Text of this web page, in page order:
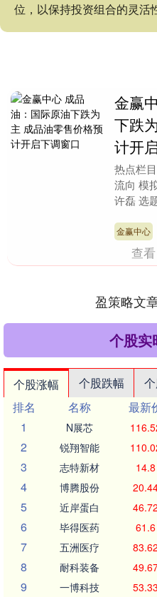
位，以保持投资组合的灵活
金赢
下跌
计开
热点栏
流向 模
许磊 选
金赢中心
查看
盈策略文
个股实
个股涨幅 个股跌幅
排名
名称 最新
1
N展芯
2 锐翔智能
3 志特新材 14.8
4 博腾股份
5 近岸蛋白 46.72
6 毕得医药 61.6
7 五洲医疗 83.62
8 耐科装备
9 一博科技 53.33